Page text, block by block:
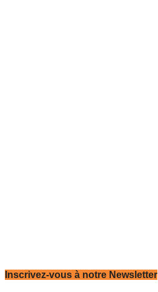
Inscrivez-vous à notre Newsletter